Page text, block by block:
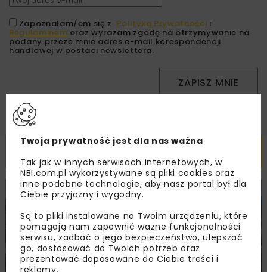
Zapoznałam/em się z Polityką Prywatności i
Regulaminem oraz wyrażam zgodę na otrzymywanie na
podany przeze mnie adres e-mail korespondencji
handlowej w postaci newslettera.
ZAPISZ MNIE
Powiązane artykuły
KOLEJ WIADOMOŚCI
Twoja prywatność jest dla nas ważna
Tak jak w innych serwisach internetowych, w
NBI.com.pl wykorzystywane są pliki cookies oraz
inne podobne technologie, aby nasz portal był dla
Ciebie przyjazny i wygodny.
Są to pliki instalowane na Twoim urządzeniu, które
pomagają nam zapewnić ważne funkcjonalności
serwisu, zadbać o jego bezpieczeństwo, ulepszać
go, dostosować do Twoich potrzeb oraz
prezentować dopasowane do Ciebie treści i
reklamy.